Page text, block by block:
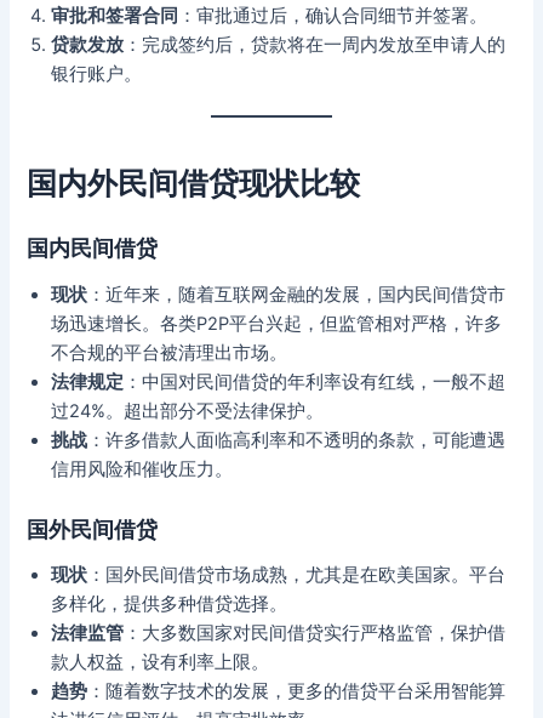
审批和签署合同 ：审批通过后，确认合同细节并签署。
贷款发放 ：完成签约后，贷款将在一周内发放至申请人的
银行账户。
国内外民间借贷现状比较
国内民间借贷
现状 ：近年来，随着互联网金融的发展，国内民间借贷市
场迅速增长。各类P2P平台兴起，但监管相对严格，许多
不合规的平台被清理出市场。
法律规定 ：中国对民间借贷的年利率设有红线，一般不超
过24%。超出部分不受法律保护。
挑战 ：许多借款人面临高利率和不透明的条款，可能遭遇
信用风险和催收压力。
国外民间借贷
现状 ：国外民间借贷市场成熟，尤其是在欧美国家。平台
多样化，提供多种借贷选择。
法律监管 ：大多数国家对民间借贷实行严格监管，保护借
款人权益，设有利率上限。
趋势 ：随着数字技术的发展，更多的借贷平台采用智能算